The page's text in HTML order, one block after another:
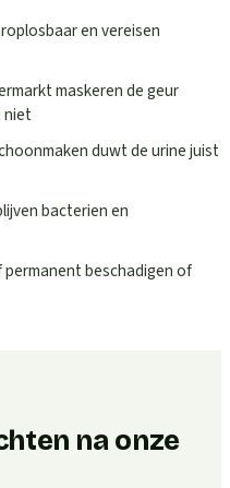
en vereisen
maskeren de geur
niet
duwt de urine juist
bacterien en
beschadigen of
na onze